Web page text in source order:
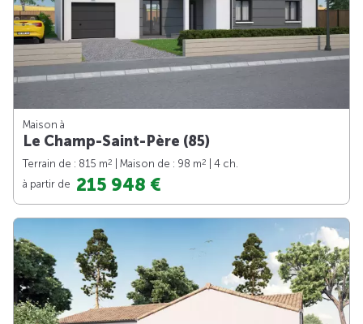
Maison à
Le Champ-Saint-Père (85)
Terrain de : 815 m2 | Maison de : 98 m2
| 4 ch.
à partir de 215 948 €